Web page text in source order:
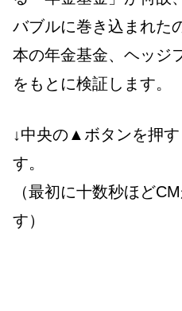
バブルに巻き込まれた
本の年金基金、ヘッジ
をもとに検証します。
↓中央の▲ボタンを押す
す。
（最初に十数秒ほど
す）